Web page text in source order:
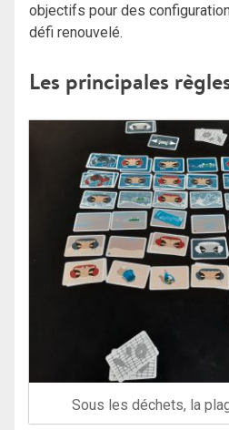
objectifs pour des
défi renouvelé.
Les principales
Sous les déchets, la